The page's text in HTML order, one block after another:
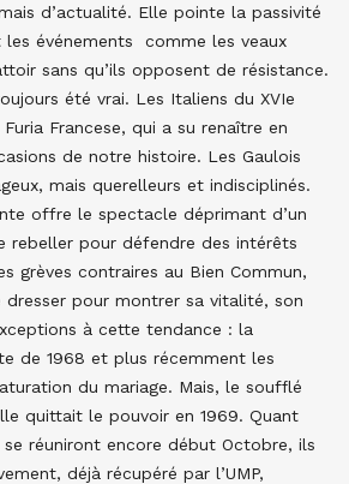
d’actualité. Elle pointe la passivité
les événements comme les veaux
sans qu’ils opposent de résistance.
été vrai. Les Italiens du XVIe
Francese, qui a su renaître en
de notre histoire. Les Gaulois
mais querelleurs et indisciplinés.
offre le spectacle déprimant d’un
rebeller pour défendre des intérêts
grèves contraires au Bien Commun,
dresser pour montrer sa vitalité, son
à cette tendance : la
de 1968 et plus récemment les
du mariage. Mais, le soufflé
quittait le pouvoir en 1969. Quant
réuniront encore début Octobre, ils
déjà récupéré par l’UMP,